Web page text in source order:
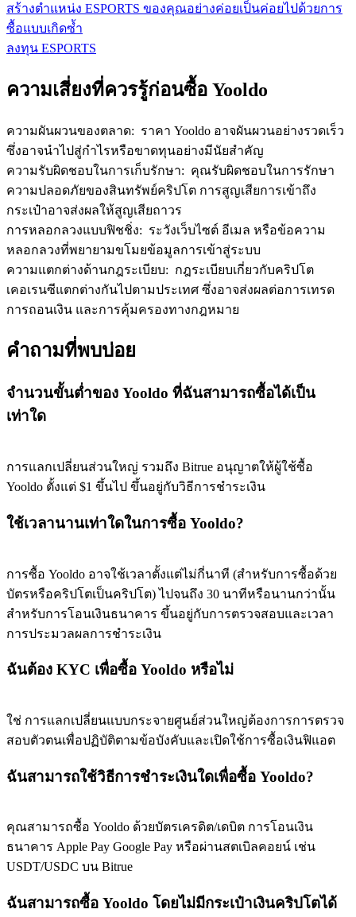
สร้างตำแหน่ง ESPORTS ของคุณอย่างค่อยเป็นค่อยไปด้วยการ
ซื้อแบบเกิดซ้ำ
ลงทุน ESPORTS
ความเสี่ยงที่ควรรู้ก่อนซื้อ Yooldo
ความผันผวนของตลาด: ราคา Yooldo อาจผันผวนอย่างรวดเร็ว
ซึ่งอาจนำไปสู่กำไรหรือขาดทุนอย่างมีนัยสำคัญ
ความรับผิดชอบในการเก็บรักษา: คุณรับผิดชอบในการรักษา
ความปลอดภัยของสินทรัพย์คริปโต การสูญเสียการเข้าถึง
กระเป๋าอาจส่งผลให้สูญเสียถาวร
การหลอกลวงแบบฟิชชิ่ง: ระวังเว็บไซต์ อีเมล หรือข้อความ
หลอกลวงที่พยายามขโมยข้อมูลการเข้าสู่ระบบ
ความแตกต่างด้านกฎระเบียบ: กฎระเบียบเกี่ยวกับคริปโต
เคอเรนซีแตกต่างกันไปตามประเทศ ซึ่งอาจส่งผลต่อการเทรด
การถอนเงิน และการคุ้มครองทางกฎหมาย
คำถามที่พบบ่อย
จำนวนขั้นต่ำของ Yooldo ที่ฉันสามารถซื้อได้เป็น
เท่าใด
การแลกเปลี่ยนส่วนใหญ่ รวมถึง Bitrue อนุญาตให้ผู้ใช้ซื้อ
Yooldo ตั้งแต่ $1 ขึ้นไป ขึ้นอยู่กับวิธีการชำระเงิน
ใช้เวลานานเท่าใดในการซื้อ Yooldo?
การซื้อ Yooldo อาจใช้เวลาตั้งแต่ไม่กี่นาที (สำหรับการซื้อด้วย
บัตรหรือคริปโตเป็นคริปโต) ไปจนถึง 30 นาทีหรือนานกว่านั้น
สำหรับการโอนเงินธนาคาร ขึ้นอยู่กับการตรวจสอบและเวลา
การประมวลผลการชำระเงิน
ฉันต้อง KYC เพื่อซื้อ Yooldo หรือไม่
ใช่ การแลกเปลี่ยนแบบกระจายศูนย์ส่วนใหญ่ต้องการการตรวจ
สอบตัวตนเพื่อปฏิบัติตามข้อบังคับและเปิดใช้การซื้อเงินฟิแอต
ฉันสามารถใช้วิธีการชำระเงินใดเพื่อซื้อ Yooldo?
คุณสามารถซื้อ Yooldo ด้วยบัตรเครดิต/เดบิต การโอนเงิน
ธนาคาร Apple Pay Google Pay หรือผ่านสตเบิลคอยน์ เช่น
USDT/USDC บน Bitrue
ฉันสามารถซื้อ Yooldo โดยไม่มีกระเป๋าเงินคริปโตได้